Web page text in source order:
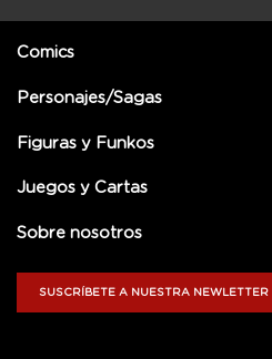
Comics
Personajes/Sagas
Figuras y Funkos
Juegos y Cartas
Sobre nosotros
SUSCRÍBETE A NUESTRA NEWLETTER